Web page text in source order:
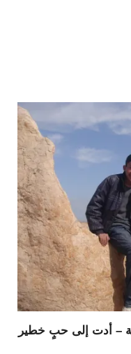
– أدت إلى حبٍ خطير